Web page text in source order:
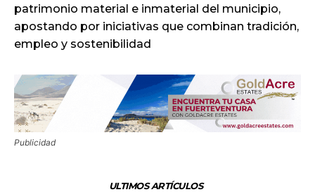
patrimonio material e inmaterial del municipio,
apostando por iniciativas que combinan tradición,
empleo y sostenibilidad
Publicidad
ULTIMOS ARTÍCULOS